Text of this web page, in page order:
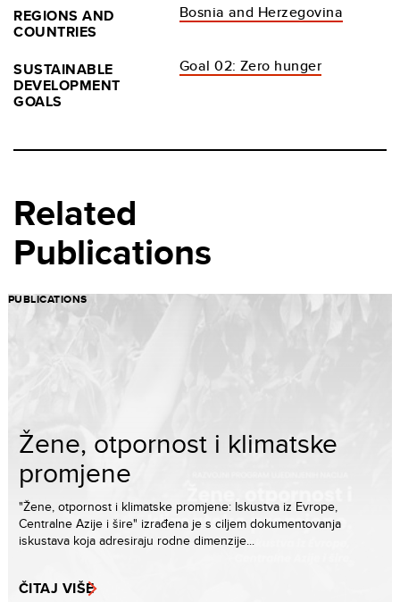
REGIONS AND
COUNTRIES
Bosnia and Herzegovina
SUSTAINABLE
DEVELOPMENT
GOALS
Goal 02: Zero hunger
Related
Publications
PUBLICATIONS
Žene, otpornost i klimatske
promjene
"Žene, otpornost i klimatske promjene: Iskustva iz Evrope,
Centralne Azije i šire" izrađena je s ciljem dokumentovanja
iskustava koja adresiraju rodne dimenzije...
ČITAJ VIŠE